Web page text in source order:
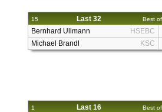
15 Last 32 Best
Bernhard Ullmann
HSEBC
Michael Brandl
KSC
1 Last 16 Best